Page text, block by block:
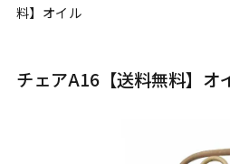
料】オイル
チェアA16【送料無料】オ